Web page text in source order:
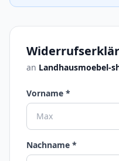
an Landhausmoebel-
Vorname *
Nachname *